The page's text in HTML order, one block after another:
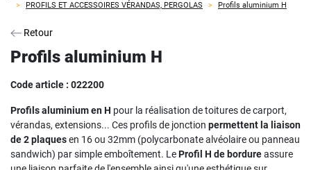
PROFILS ET ACCESSOIRES VÉRANDAS, PERGOLAS
Profils aluminium H
Retour
Profils aluminium H
Code article : 022200
Profils aluminium en H pour la réalisation de toitures de carport,
vérandas, extensions... Ces profils de jonction permettent la liaison
de 2 plaquesen 16 ou 32mm (polycarbonate alvéolaire ou panneau
sandwich) par simple emboîtement. LeProfil H de bordureassure